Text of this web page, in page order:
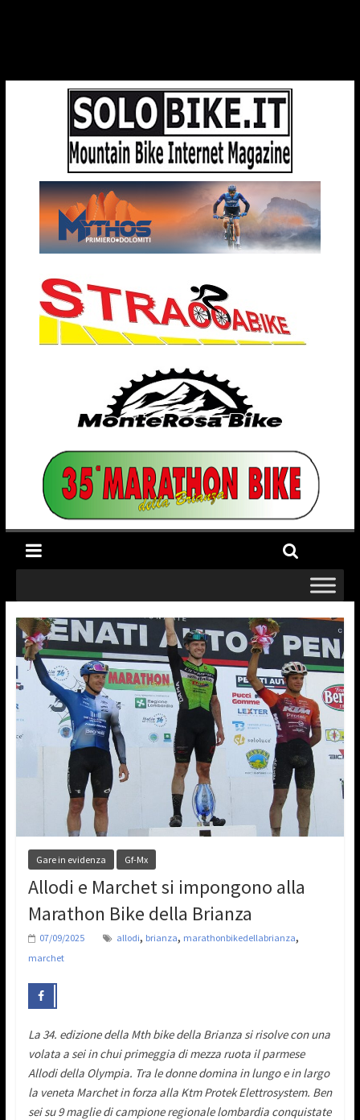
Gare in evidenza Gf-Mx
Allodi e Marchet si impongono alla
Marathon Bike della Brianza
07/09/2025 allodi, brianza, marathonbikedellabrianza,
marchet
La 34. edizione della Mth bike della Brianza si risolve con una
volata a sei in chui primeggia di mezza ruota il parmese
Allodi della Olympia. Tra le donne domina in lungo e in largo
la veneta Marchet in forza alla Ktm Protek Elettrosystem. Ben
sei su 9 maglie di campione regionale lombardia conquistate